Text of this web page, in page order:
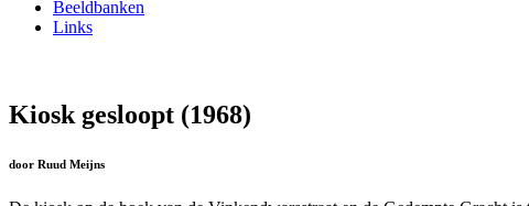
Beeldbanken
Links
Kiosk gesloopt (1968)
door Ruud Meijns